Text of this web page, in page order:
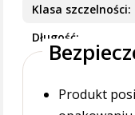
Klasa szczelności
Długość
Produkt